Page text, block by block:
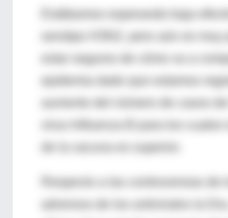
Estábamos esperando baja
estar seguros de cómo va a
epidemia dado que estamos
de la vacuna es superior.